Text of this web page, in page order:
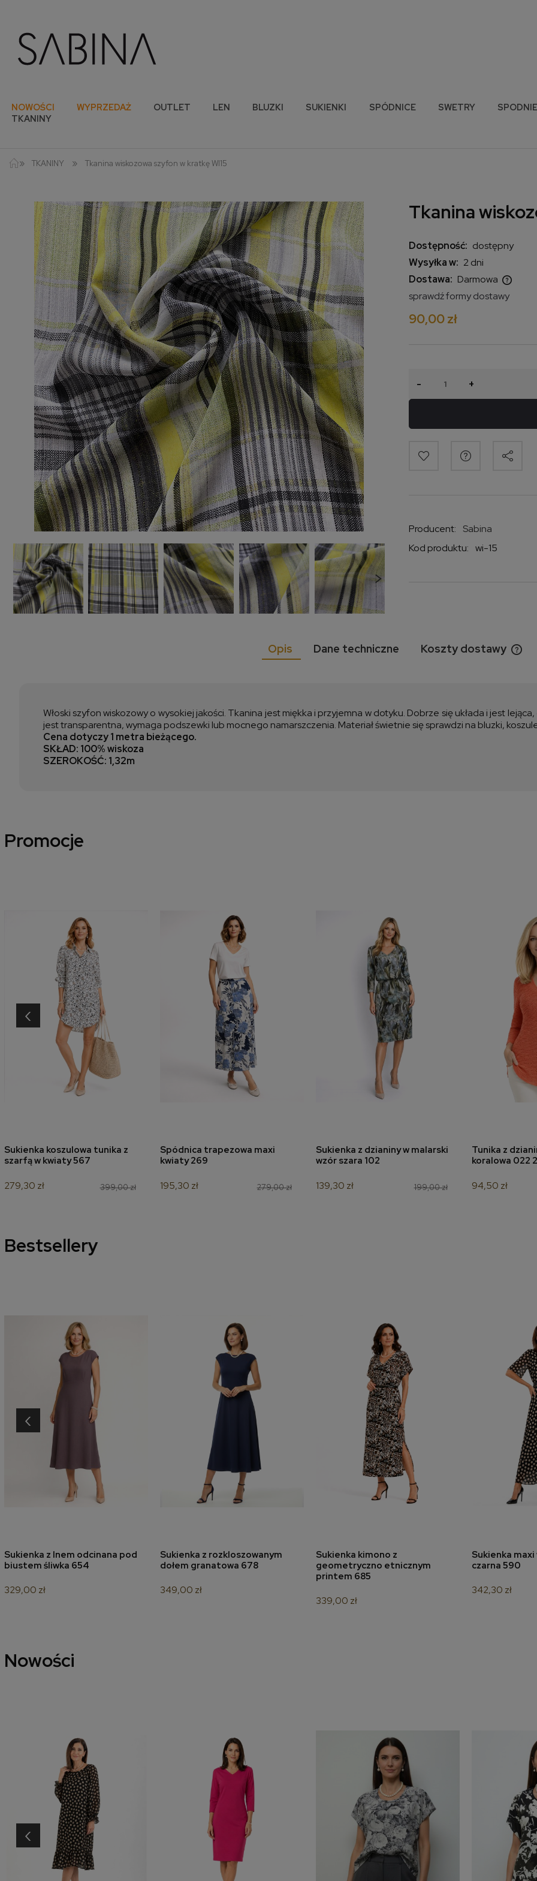
NOWOŚCI WYPRZEDAŻ OUTLET LEN BLUZKI SUKIENKI SPÓDNICE SWETRY
SPODNIE
TKANINY
» TKANINY » Tkanina wiskozowa szyfon w kratkę WI15
Tkanina
Dostępność: dostępny
Wysyłka w: 2 dni
Dostawa: Darmowa
kosztów płatności
sprawdź formy dostawy
90,00 zł
- +
Producent:
Sabina
Kod produktu: wi-15
Opis Dane techniczne Koszty dostawy
Włoski szyfon wiskozowy o wysokiej jakości. Tkanina jest miękka i przyjemna w dotyku. Dobrze się układa i jest
jest transparentna, wymaga podszewki lub mocnego namarszczenia. Materiał świetnie się sprawdzi na bluzki,
Cena dotyczy 1 metra bieżącego.
SKŁAD: 100% wiskoza
SZEROKOŚĆ: 1,32m
Promocje
dodaj do koszyka
Sukienka koszulowa tunika z
szarfą w kwiaty 567
399,00 zł
279,30 zł
dodaj do koszyka
Spódnica trapezowa maxi
kwiaty 269
279,00 zł
195,30 zł
dodaj do koszyka
Sukienka z dzianiny w malarski
wzór szara 102
199,00 zł
139,30 zł
dodaj
Tunika z
koralowa 022 2
94,50 zł
‹
Bestsellery
dodaj do koszyka
Sukienka z lnem odcinana pod
biustem śliwka 654
329,00 zł
dodaj do koszyka
Sukienka z rozkloszowanym
dołem granatowa 678
349,00 zł
dodaj do koszyka
Sukienka kimono z
geometryczno etnicznym
printem 685
339,00 zł
dodaj
Sukienka
czarna 590
342,30 zł
‹
Nowości
‹